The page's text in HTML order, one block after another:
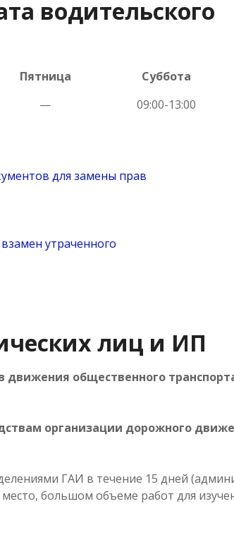
водительского
Пятница Суббота
— 09:00-13:00
для замены прав
утраченного
лиц и ИП
общественного
организации дорожного
ГАИ в течение 15 дней
большом объеме работ для